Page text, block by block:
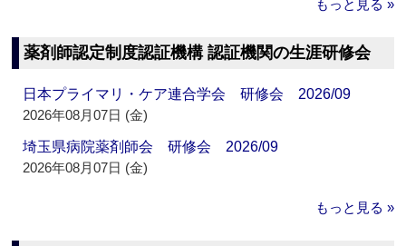
もっと見る »
薬剤師認定制度認証機構 認証機関の生涯研修会
日本プライマリ・ケア連合学会 研修会 2026/09
2026年08月07日 (金)
埼玉県病院薬剤師会 研修会 2026/09
2026年08月07日 (金)
もっと見る »